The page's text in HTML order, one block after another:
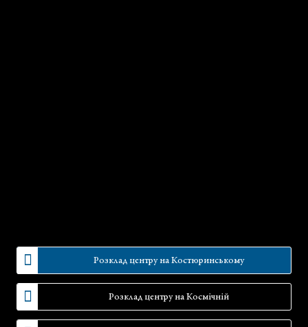
Розклад центру на Костюринському
Розклад центру на Космічній